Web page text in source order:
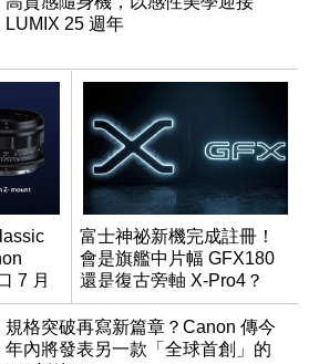
LUMIX 25 週年
7 月
富士神祕新機完成註冊！
會是旗艦中片幅 GFX180
還是復古旁軸 X-Pro4？
規格突破再寫新篇章？Canon 傳今
年內將發表另一款「全球首創」的